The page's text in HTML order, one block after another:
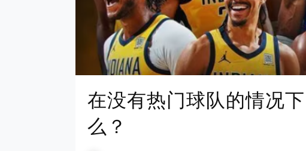
在没有热门球队的情况
么？